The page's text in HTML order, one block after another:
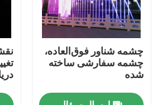
آبنمای شناور
چشمه های دریاچه
فواره موزیکال
چشمه شناور فوق‌العاده،
چشمه سفارشی ساخته
شده